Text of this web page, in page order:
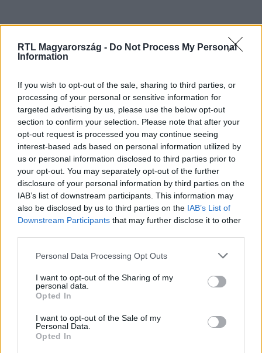
RTL Magyarország - Do Not Process My Personal
Information
If you wish to opt-out of the sale, sharing to third parties, or
processing of your personal or sensitive information for
targeted advertising by us, please use the below opt-out
section to confirm your selection. Please note that after your
opt-out request is processed you may continue seeing
interest-based ads based on personal information utilized by
us or personal information disclosed to third parties prior to
your opt-out. You may separately opt-out of the further
disclosure of your personal information by third parties on the
IAB’s list of downstream participants. This information may
also be disclosed by us to third parties on the IAB’s List of
Downstream Participants that may further disclose it to other
Please note that this website/app uses one or more Google
not limited to your visit or usage behaviour. You may click to
grant or deny consent to Google and its third-party tags to
use your data for below specified purposes in below Google
consent section.
Personal Data Processing Opt Outs
I want to opt-out of the Sharing of my
personal data.
Opted In
I want to opt-out of the Sale of my
Personal Data.
Opted In
Kövess minket, és értesülj a friss hírekről a
Facebookon is!
Követem
#ZÖLD HÍREK #ADÁSRÉSZLETEK #MOL
OLAJKÚT #ŐRISZENTPÉTER #CIVIL SZERVEZET
PETÍCIÓ